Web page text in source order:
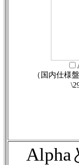
（国内仕様
Alpha